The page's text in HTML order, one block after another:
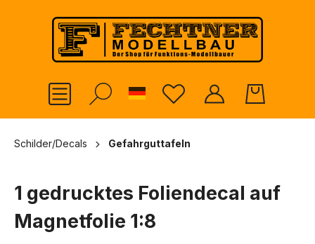
springen
German
Schilder/Decals Gefahrguttafeln
1 gedrucktes Foliendecal auf
Magnetfolie 1:8